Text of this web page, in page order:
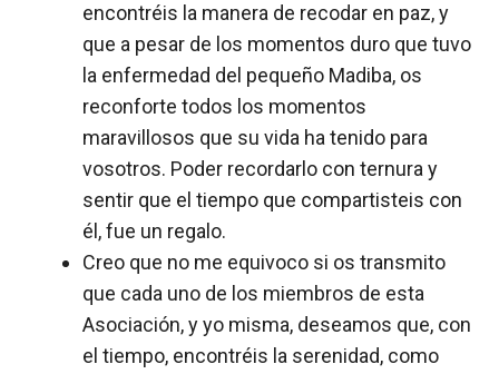
encontréis la manera de recodar en paz, y
que a pesar de los momentos duro que tuvo
la enfermedad del pequeño Madiba, os
reconforte todos los momentos
maravillosos que su vida ha tenido para
vosotros. Poder recordarlo con ternura y
sentir que el tiempo que compartisteis con
él, fue un regalo.
Creo que no me equivoco si os transmito
que cada uno de los miembros de esta
Asociación, y yo misma, deseamos que, con
el tiempo, encontréis la serenidad, como